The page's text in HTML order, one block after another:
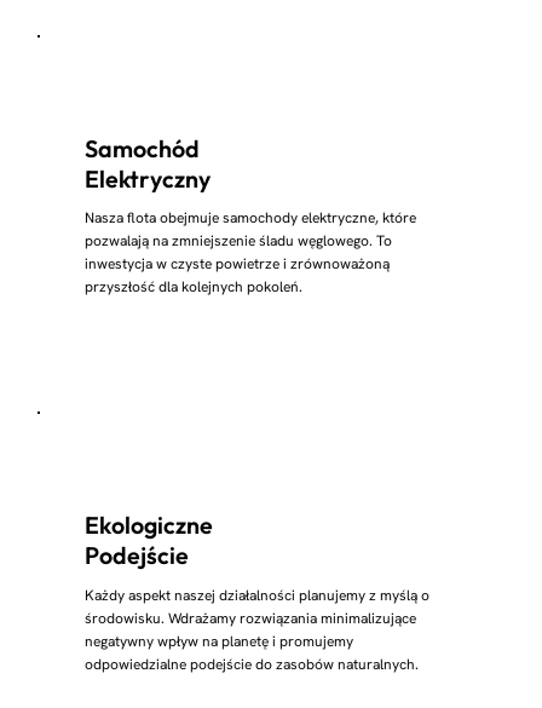
Samochód
Elektryczny
Nasza flota obejmuje samochody elektryczne, które
pozwalają na zmniejszenie śladu węglowego. To
inwestycja w czyste powietrze i zrównoważoną
przyszłość dla kolejnych pokoleń.
Ekologiczne
Podejście
Każdy aspekt naszej działalności planujemy z myślą o
środowisku. Wdrażamy rozwiązania minimalizujące
negatywny wpływ na planetę i promujemy
odpowiedzialne podejście do zasobów naturalnych.